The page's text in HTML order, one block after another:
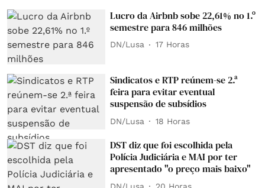
Lucro da Airbnb sobe 22,61% no 1.º
semestre para 846 milhões
DN/Lusa 17 Horas
Sindicatos e RTP reúnem-se 2.ª
feira para evitar eventual
suspensão de subsídios
DN/Lusa 18 Horas
DST diz que foi escolhida pela
Polícia Judiciária e MAI por ter
apresentado "o preço mais baixo"
DN/Lusa 20 Horas